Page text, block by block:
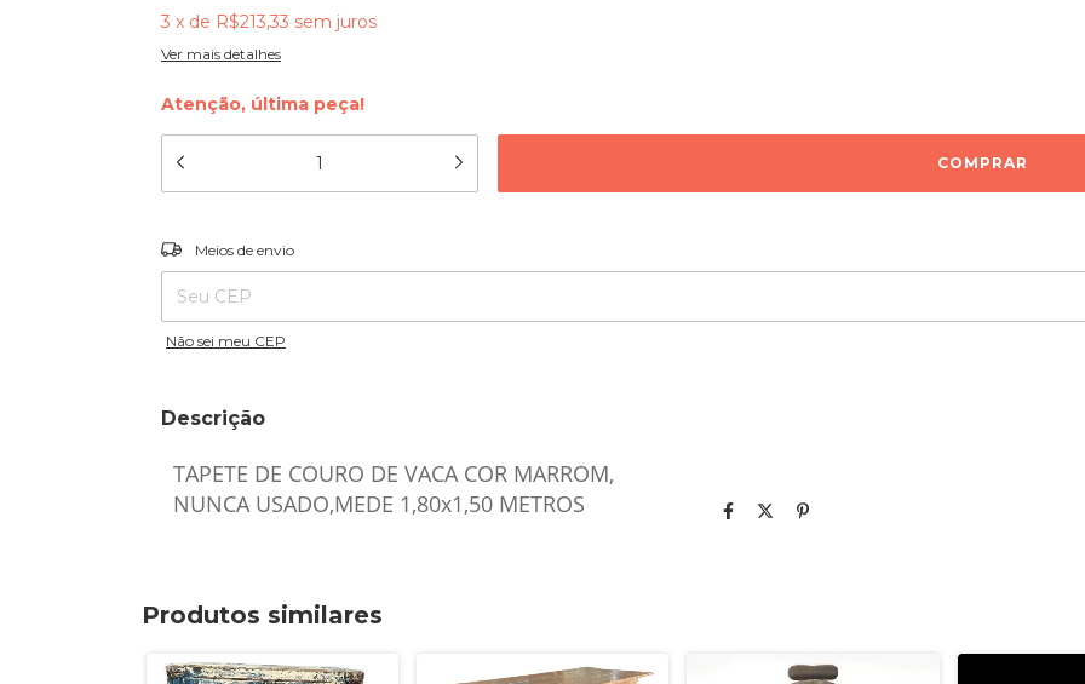
3 x de R$213,33 sem juros
Ver mais detalhes
Atenção, última peça!
Entregas para o CEP:
Meios de envio
Não sei meu CEP
Descrição
TAPETE DE COURO DE VACA COR MARROM,
NUNCA USADO,MEDE 1,80x1,50 METROS
Produtos similares